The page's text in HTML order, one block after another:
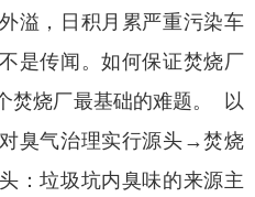
溢，日积月累严重污染车
是传闻。如何保证焚烧厂
焚烧厂最基础的难题。 以
臭气治理实行源头→焚烧
：垃圾坑内臭味的来源主